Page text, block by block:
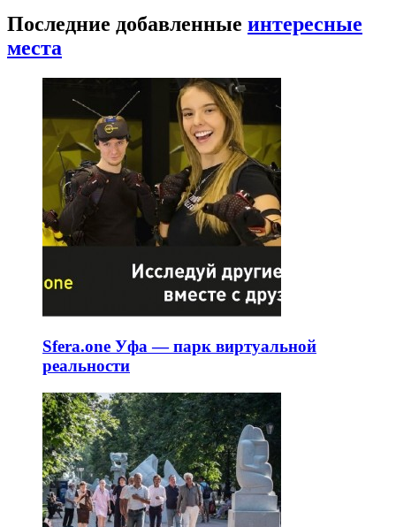
Последние добавленные интересные
места
Sfera.one Уфа — парк виртуальной
реальности